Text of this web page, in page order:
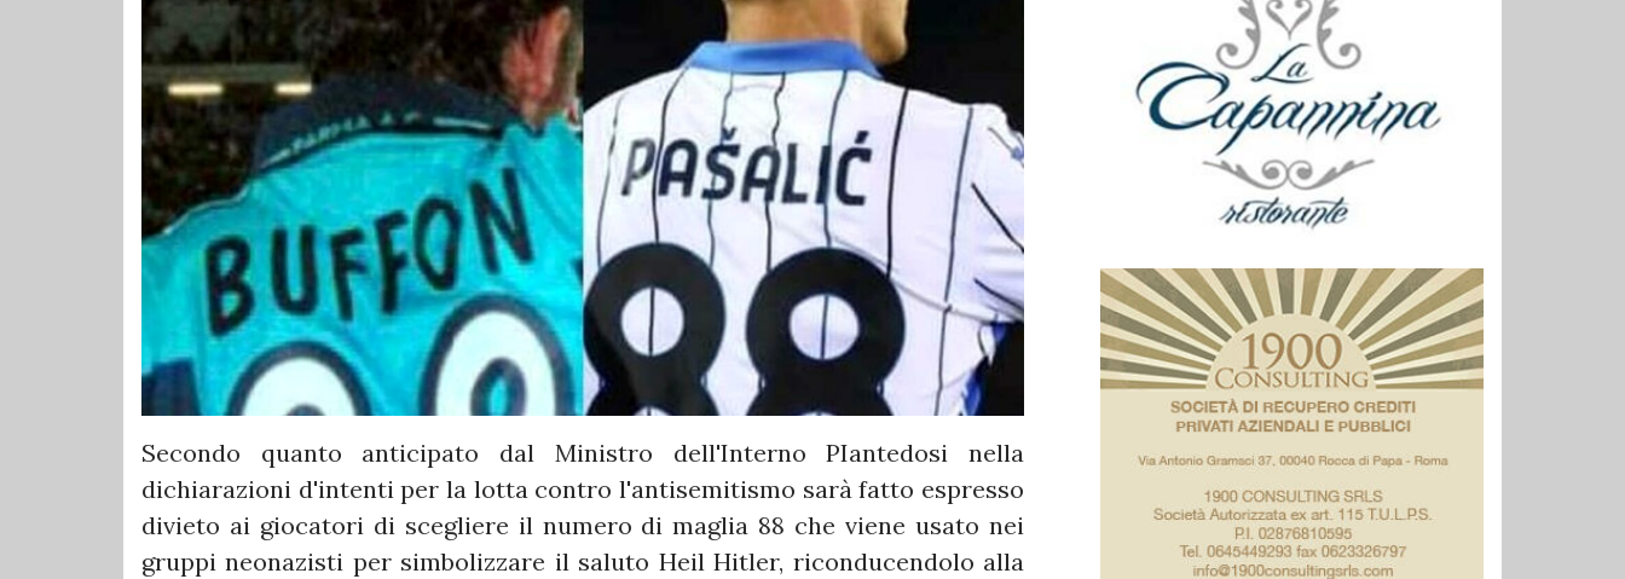
Secondo quanto anticipato dal Ministro dell'Interno PIantedosi nella
dichiarazioni d'intenti per la lotta contro l'antisemitismo sarà fatto espresso
divieto ai giocatori di scegliere il numero di maglia 88 che viene usato nei
gruppi neonazisti per simbolizzare il saluto Heil Hitler, riconducendolo alla